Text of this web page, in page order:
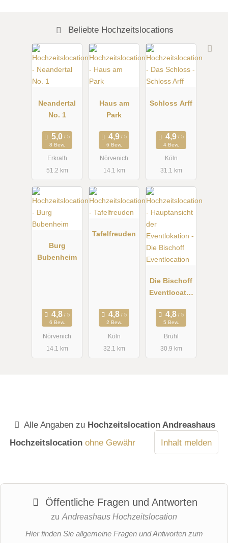
Beliebte Hochzeitslocations
Neandertal
No. 1
8 Bew.
Erkrath
51.2 km
Haus am
Park
6 Bew.
Nörvenich
14.1 km
Schloss Arff
4 Bew.
Köln
31.1 km
Burg
Bubenheim
6 Bew.
Nörvenich
14.1 km
Tafelfreuden
2 Bew.
Köln
32.1 km
Die Bischoff
Eventlocatio
5 Bew.
Brühl
30.9 km
Alle Angaben zu Hochzeitslocation Andreashaus
Hochzeitslocation ohne Gewähr Inhalt melden
Öffentliche Fragen und Antworten
zu Andreashaus Hochzeitslocation
Hier finden Sie allgemeine Fragen und Antworten zum